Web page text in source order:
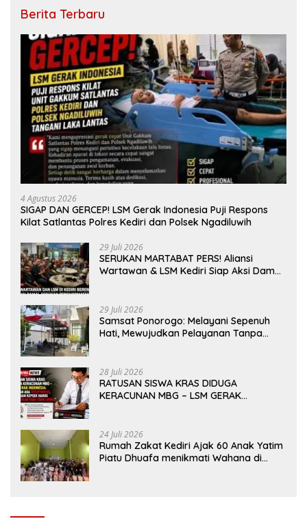
Berita Terbaru
4 Agustus 2026
SIGAP DAN GERCEP! LSM Gerak Indonesia Puji Respons
Kilat Satlantas Polres Kediri dan Polsek Ngadiluwih
29 Juli 2026
SERUKAN MARTABAT PERS! Aliansi
Wartawan & LSM Kediri Siap Aksi Damai:
29 Juli 2026
Samsat Ponorogo: Melayani Sepenuh
Hati, Mewujudkan Pelayanan Tanpa
28 Juli 2026
RATUSAN SISWA KRAS DIDUGA
KERACUNAN MBG – LSM GERAK
YANG TIDAK LAYAK
24 Juli 2026
Rumah Zakat Kediri Ajak 60 Anak Yatim
Piatu Dhuafa menikmati Wahana di